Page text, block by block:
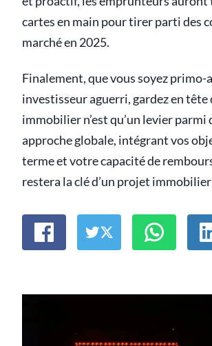
cartes en main pour tirer parti des
marché en 2025.
Finalement, que vous soyez primo-
investisseur aguerri, gardez en tête
immobilier n’est qu’un levier parmi
approche globale, intégrant vos
terme et votre capacité de
restera la clé d’un projet